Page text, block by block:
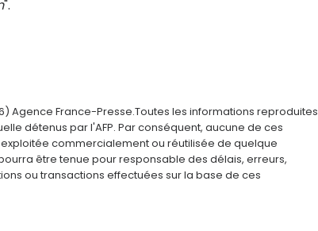
".
Agence France-Presse.Toutes les informations reproduites
détenus par l'AFP. Par conséquent, aucune de ces
commercialement ou réutilisée de quelque
être tenue pour responsable des délais, erreurs,
ou transactions effectuées sur la base de ces